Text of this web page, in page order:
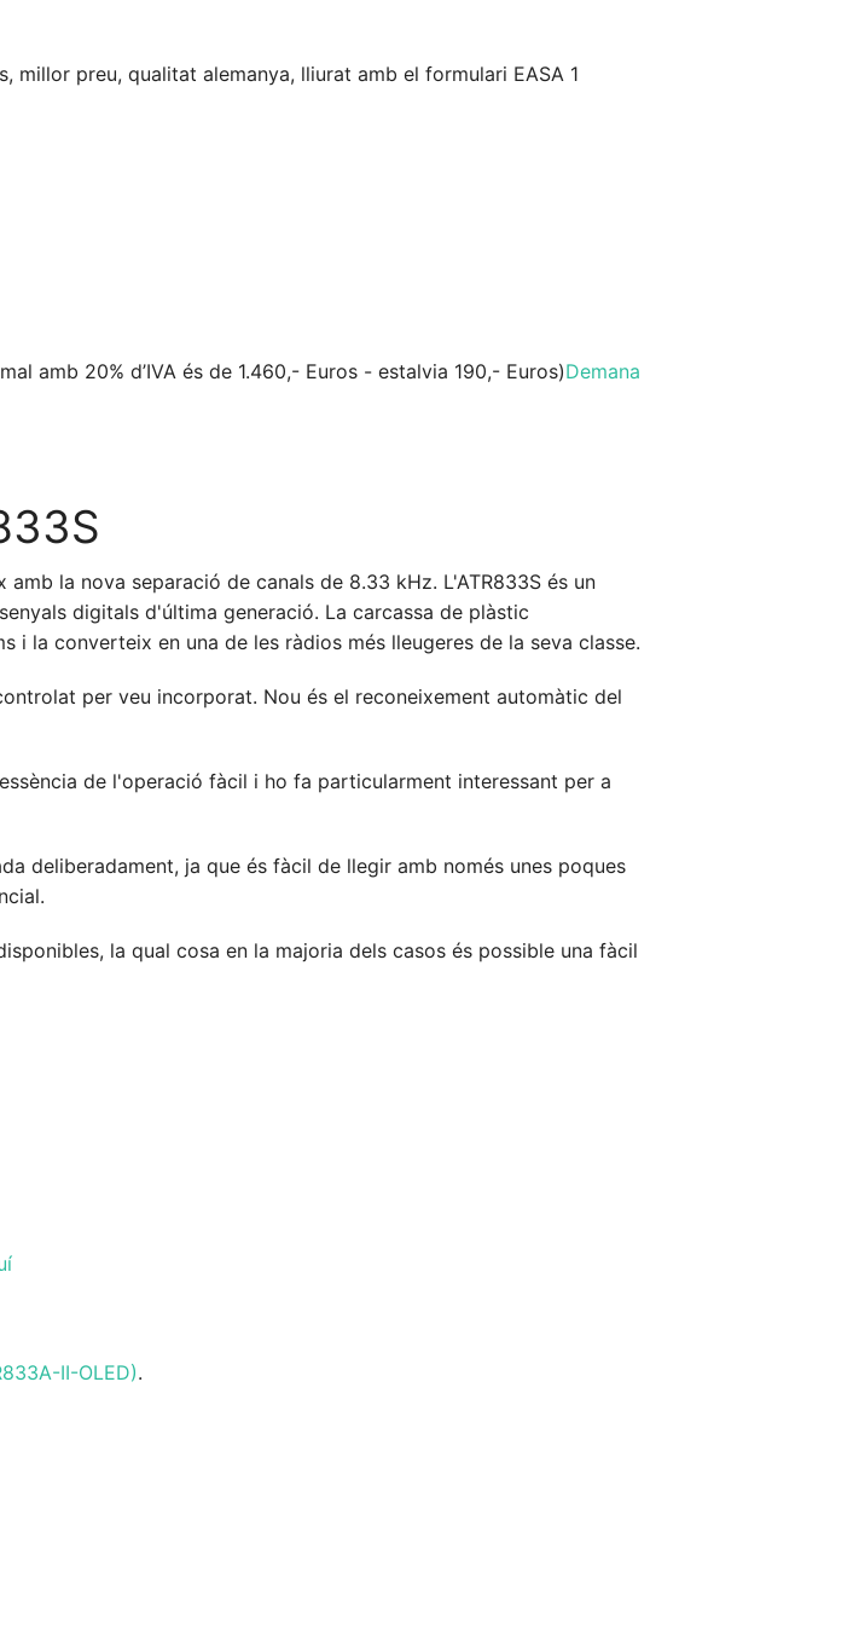
preu, qualitat alemanya, lliurat amb el formulari EASA 1
amb 20% d’IVA és de 1.460,- Euros - estalvia 190,- Euros)Demana
la nova separació de canals de 8.33 kHz. L'ATR833S és un
digitals d'última generació. La carcassa de plàstic
i la converteix en una de les ràdios més lleugeres de la seva classe.
per veu incorporat. Nou és el reconeixement automàtic del
de l'operació fàcil i ho fa particularment interessant per a
deliberadament, ja que és fàcil de llegir amb només unes poques
la qual cosa en la majoria dels casos és possible una fàcil
II-OLED).